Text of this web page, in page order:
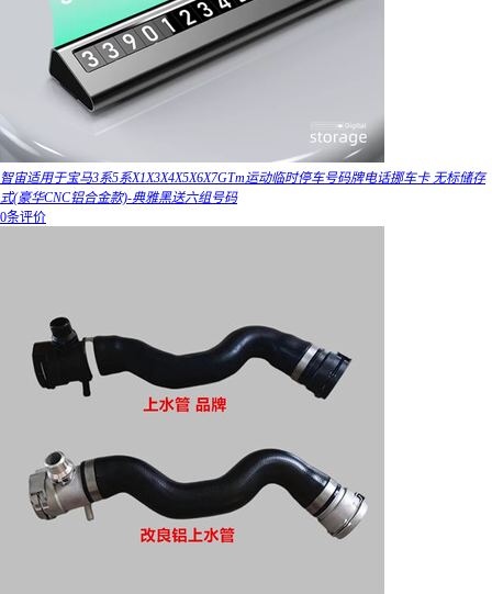
智宙适用于宝马3系5系X1X3X4X5X6X7GTm运动临时停车号码牌电话挪车卡 无标储存
式(豪华CNC铝合金款)-典雅黑送六组号码
0条评价